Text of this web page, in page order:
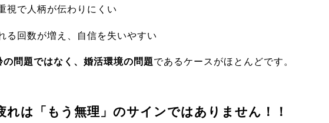
視で人柄が伝わりにくい
る回数が増え、自信を失いやすい
の問題ではなく、婚活環境の問題であるケースがほとんどです。
れは「もう無理」のサインではありません！！